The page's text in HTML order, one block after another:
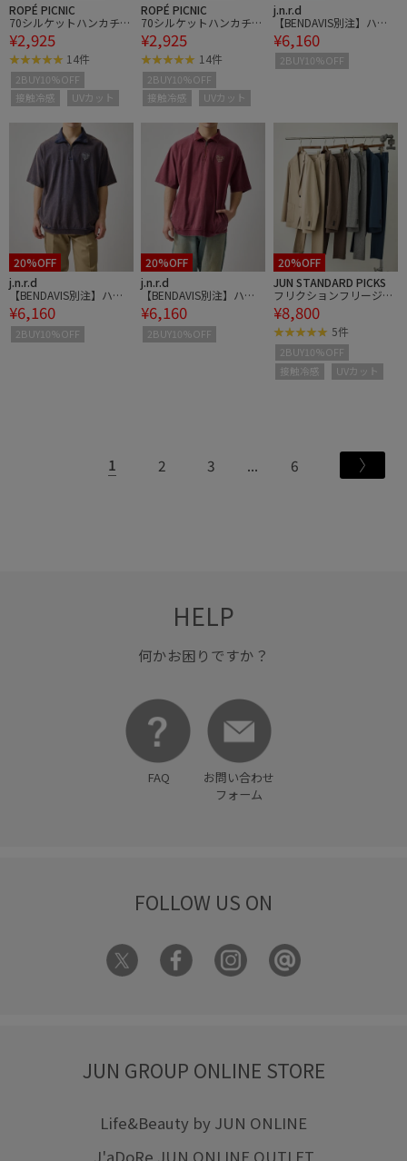
ROPÉ PICNIC
70シルケットハンカチス
リーブトップス/UVカッ
ト・接触冷感
¥2,925
14件
2BUY10%OFF
接触冷感
UVカット
ROPÉ PICNIC
70シルケットハンカチス
リーブトップス/UVカッ
ト・接触冷感
¥2,925
14件
2BUY10%OFF
接触冷感
UVカット
j.n.r.d
【BENDAVIS別注】ハー
フZIPプルオーバー
¥6,160
2BUY10%OFF
20%OFF
j.n.r.d
【BENDAVIS別注】ハー
フZIPプルオーバー
¥6,160
2BUY10%OFF
20%OFF
j.n.r.d
【BENDAVIS別注】ハー
フZIPプルオーバー
¥6,160
2BUY10%OFF
20%OFF
JUN STANDARD PICKS
フリクションフリージャ
ケット/セットアップ対
応/接触冷感
¥8,800
5件
2BUY10%OFF
接触冷感
UVカット
1 2 3 6
HELP
何かお困りですか？
FAQ
お問い合わせ
フォーム
FOLLOW US ON
JUN GROUP ONLINE STORE
Life&Beauty by JUN ONLINE
J'aDoRe JUN ONLINE OUTLET